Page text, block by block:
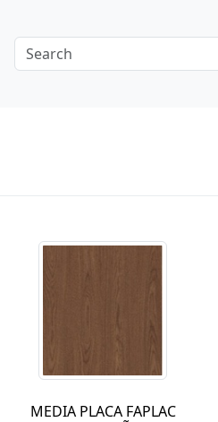
MEDIA PLACA FAPLAC